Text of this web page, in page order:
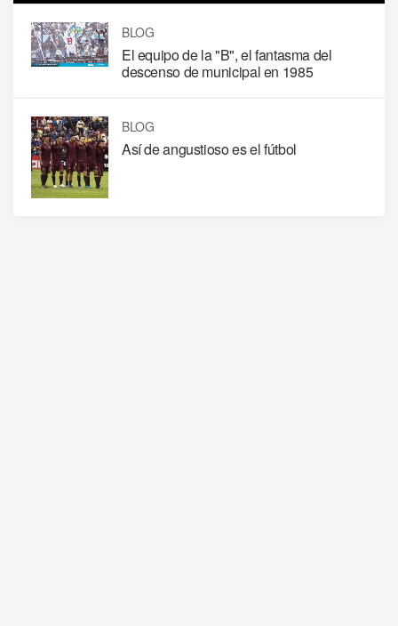
BLOG
El equipo de la "B", el fantasma del
descenso de municipal en 1985
BLOG
Así de angustioso es el fútbol